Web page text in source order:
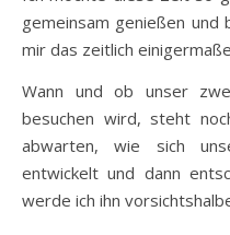
gemeinsam genießen und
mir das zeitlich
Wann und ob unser
besuchen wird, steht
abwarten, wie sich
entwickelt und dann
werde ich ihn